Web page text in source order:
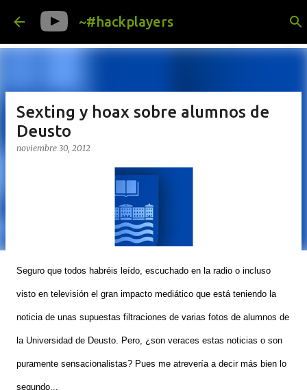
Ir al contenido principal
~#hackplayers
Sexting y hoax sobre alumnos de
Deusto
noviembre 30, 2012
Seguro que todos habréis leído, escuchado en la radio o incluso
visto en televisión el gran impacto mediático que está teniendo la
noticia de unas supuestas filtraciones de varias fotos de alumnos de
la Universidad de Deusto. Pero, ¿son veraces estas noticias o son
puramente sensacionalistas? Pues me atrevería a decir más bien lo
segundo...